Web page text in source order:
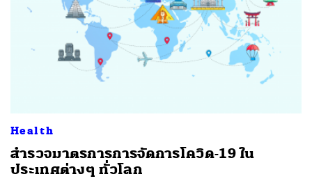
Health
สำรวจมาตรการการจัดการโควิด-19 ใน
ประเทศต่างๆ ทั่วโลก